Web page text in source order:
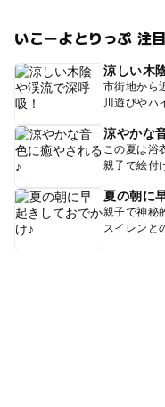
いこーよとりっぷ 注
涼しい木
市街地から
川遊びやハ
涼やかな
この夏は浴
親子で絵付
夏の朝に
親子で神秘
スイレンと